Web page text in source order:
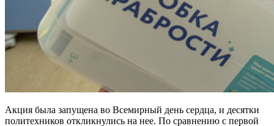
Акция была запущена во Всемирный день сердца, и десятки
политехников откликнулись на нее. По сравнению с первой